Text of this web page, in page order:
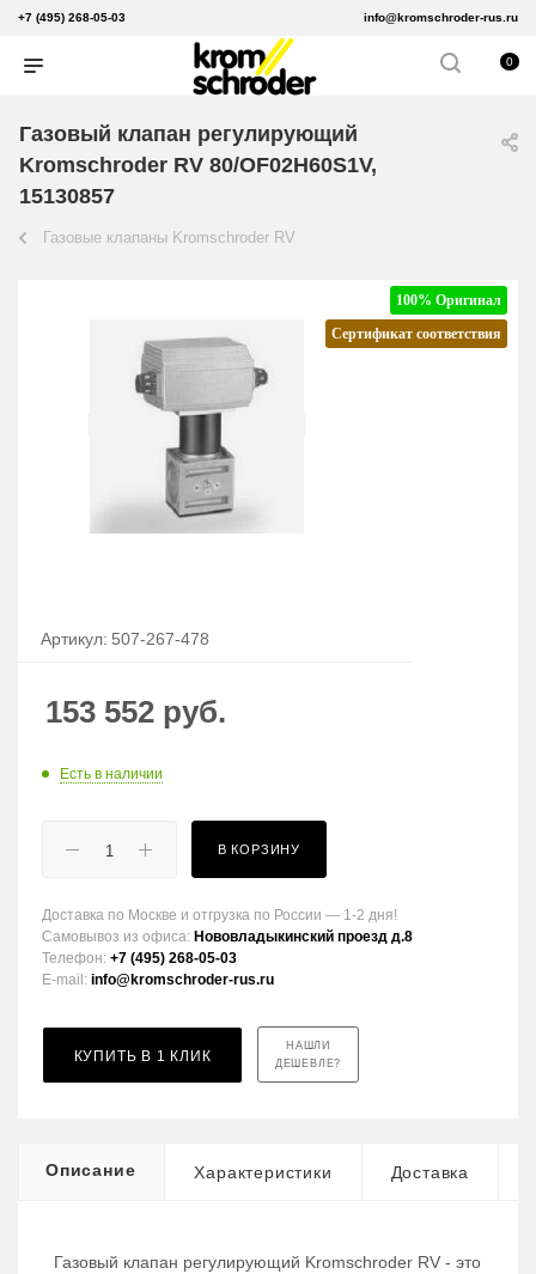
+7 (495) 268-05-03 info@kromschroder-rus.ru
0
Газовый клапан регулирующий
Kromschroder RV 80/OF02H60S1V,
15130857
Газовые клапаны Kromschroder RV
100% Оригинал
Сертификат соответствия
Артикул: 507-267-478
153 552 руб.
Есть в наличии
В КОРЗИНУ
Доставка по Москве и отгрузка по России — 1-2 дня!
Самовывоз из офиса: Нововладыкинский проезд д.8
Телефон: +7 (495) 268-05-03
E-mail: info@kromschroder-rus.ru
КУПИТЬ В 1 КЛИК
НАШЛИ
ДЕШЕВЛЕ?
Описание Характеристики Доставка
Газовый клапан регулирующий Kromschroder RV - это